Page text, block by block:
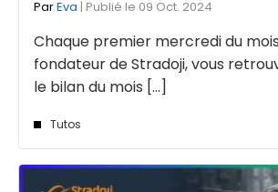
ParEva | Publié le 09 Oct. 2024
Chaque premier mercredi du
fondateur de Stradoji, vous
le bilan du mois [...]
Tutos